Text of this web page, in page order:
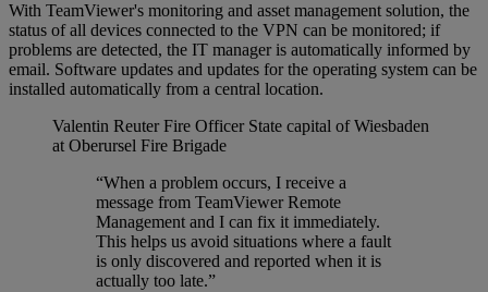
With TeamViewer's monitoring and asset management solution, the
status of all devices connected to the VPN can be monitored; if
problems are detected, the IT manager is automatically informed by
email. Software updates and updates for the operating system can be
installed automatically from a central location.
Valentin Reuter Fire Officer State capital of Wiesbaden
at Oberursel Fire Brigade
“When a problem occurs, I receive a
message from TeamViewer Remote
Management and I can fix it immediately.
This helps us avoid situations where a fault
is only discovered and reported when it is
actually too late.”